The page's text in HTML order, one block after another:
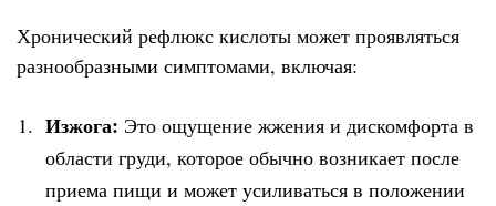
Хронический рефлюкс кислоты может проявляться
разнообразными симптомами, включая:
Изжога: Это ощущение жжения и дискомфорта в
области груди, которое обычно возникает после
приема пищи и может усиливаться в положении